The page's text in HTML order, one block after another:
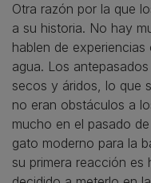
Otra razón por la que
a su historia. No hay
hablen de
agua. Los
secos y áridos, lo que
no eran obstáculos a
mucho en el pasado
gato moderno para la
su primera reacción es